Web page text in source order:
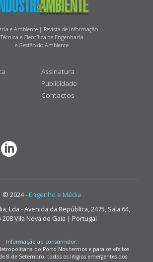
e Ambiente | Revista de Informação
Técnica e Científica de Engenharia
e Gestão do Ambiente
Assinatura
Publicidade
Contactos
© 2024 - Engenho e Média
Lda - Avenida da República, 2475, Sala 64,
208 Vila Nova de Gaia | Portugal
Informação ao consumidor:
do Porto Nos termos e para os efeitos
8 de Setembro, todos os litígios emergentes dos